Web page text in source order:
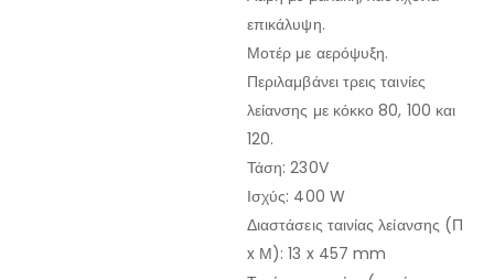
επικάλυψη.
Μοτέρ με αερόψυξη.
Περιλαμβάνει τρεις ταινίες
λείανσης με κόκκο 80, 100 και
120.
Τάση: 230V
Ισχύς: 400 W
Διαστάσεις ταινίας λείανσης (Π
x Μ): 13 x 457 mm